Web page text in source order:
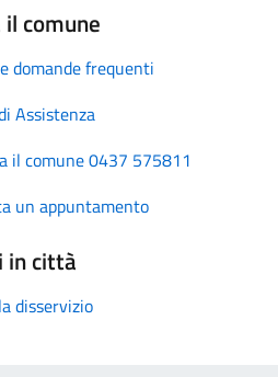
comune
domande frequenti
Assistenza
il comune 0437 575811
un appuntamento
in città
disservizio